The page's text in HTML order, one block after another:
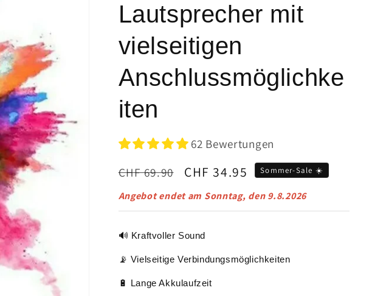
Lautsprecher mit
vielseitigen
Anschlussmöglichke
iten
62 Bewertungen
Normaler
Preis
CHF 69.90 Verkaufspreis
CHF 34.95 Sommer-Sale ☀️
Angebot endet am Sonntag, den 9.8.2026
🔊 Kraftvoller Sound
📡 Vielseitige Verbindungsmöglichkeiten
🔋 Lange Akkulaufzeit